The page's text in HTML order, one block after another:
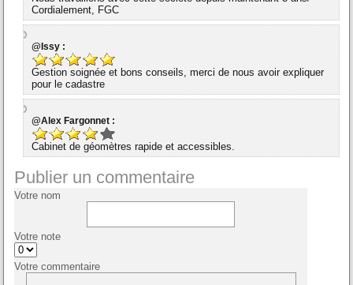
Cordialement, FGC
@Issy :
Gestion soignée et bons conseils, merci de nous avoir expliquer
pour le cadastre
@Alex Fargonnet :
Cabinet de géomètres rapide et accessibles.
Publier un commentaire
Votre nom
Votre note
Votre commentaire